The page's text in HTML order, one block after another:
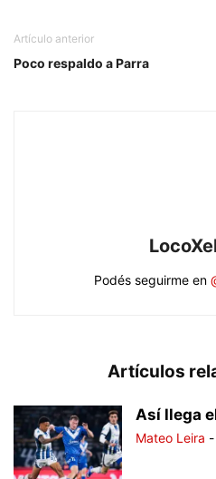
Artículo anterior
Poco respaldo a Parra
Podés seguirme en
Artículos
Así llega
Mateo Leira -